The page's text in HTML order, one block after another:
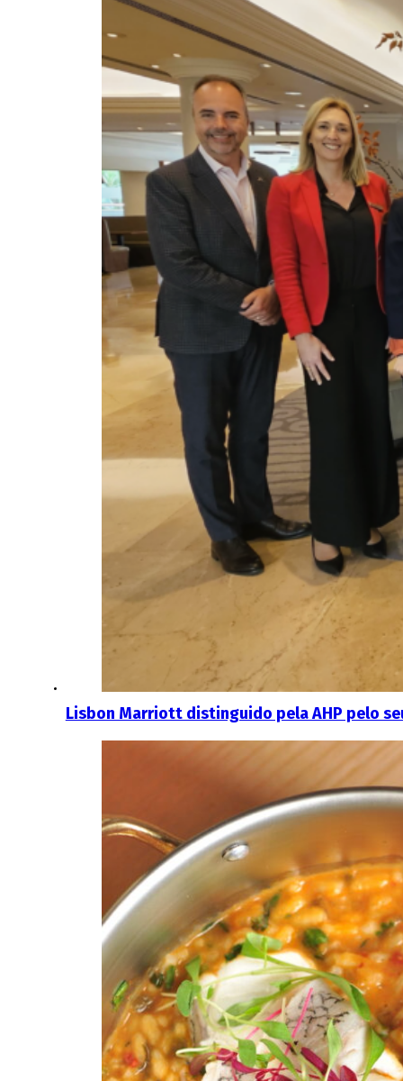
Lisbon Marriott distinguido pela AHP pelo